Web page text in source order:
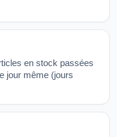
en stock passées
jour même (jours